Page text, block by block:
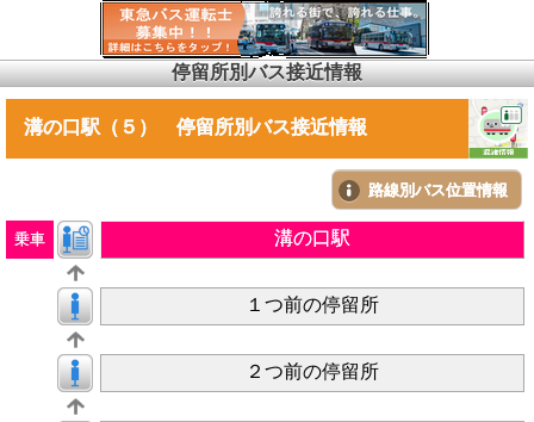
停留所別バス接近情報
溝の口駅（５） 停留所別バス接近情報
路線別バス位置情報
乗車 溝の口駅
１つ前の停留所
２つ前の停留所